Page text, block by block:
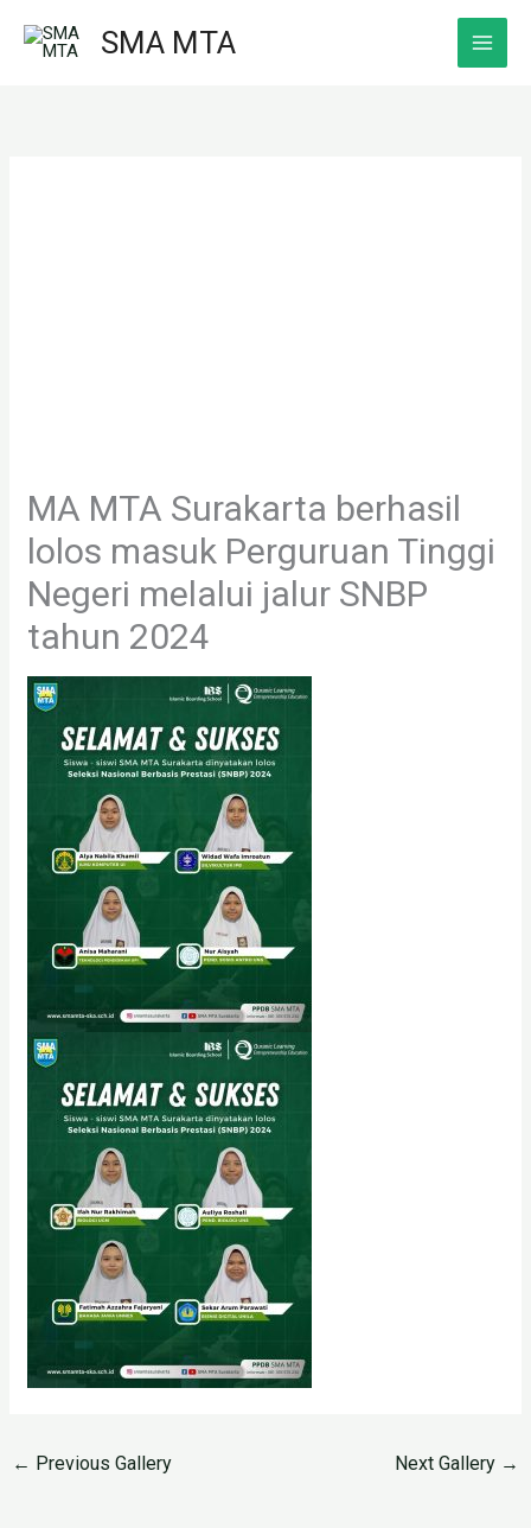
SMA MTA
MA MTA Surakarta berhasil
lolos masuk Perguruan Tinggi
Negeri melalui jalur SNBP
tahun 2024
← Previous Gallery Next Gallery →